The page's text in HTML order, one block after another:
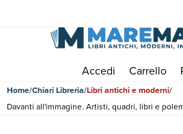
Accedi Carrello
Home Chiari Libreria Libri antichi e moderni
Davanti all'immagine. Artisti, quadri, libri e